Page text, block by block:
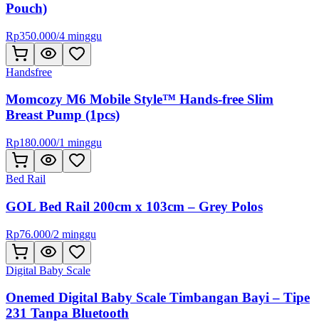
Pouch)
Rp350.000/4 minggu
Handsfree
Momcozy M6 Mobile Style™ Hands-free Slim
Breast Pump (1pcs)
Rp180.000/1 minggu
Bed Rail
GOL Bed Rail 200cm x 103cm – Grey Polos
Rp76.000/2 minggu
Digital Baby Scale
Onemed Digital Baby Scale Timbangan Bayi – Tipe
231 Tanpa Bluetooth